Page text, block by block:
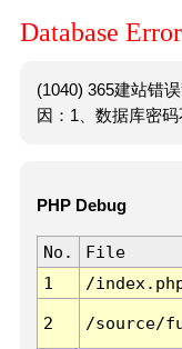
Database Error
(1040) 365建站错
因：1、数据库密码
PHP Debug
No. File
1
/
2 /source/